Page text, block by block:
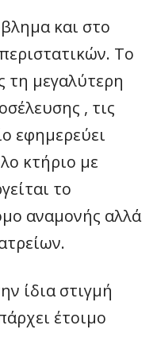
και στο
Το
τη μεγαλύτερη
, τις
εφημερεύει
κτήριο με
το
αναμονής αλλά
ίδια στιγμή
έτοιμο